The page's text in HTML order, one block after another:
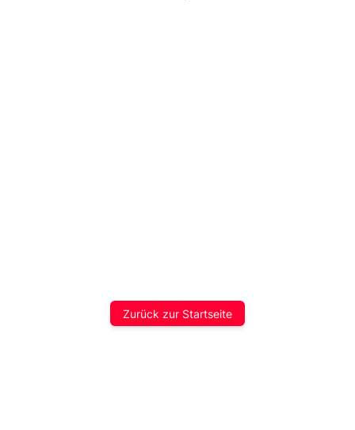
Zurück zur Startseite